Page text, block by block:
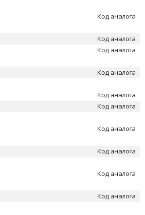
Код аналога
Код аналога
Код аналога
Код аналога
Код аналога
Код аналога
Код аналога
Код аналога
Код аналога
Код аналога